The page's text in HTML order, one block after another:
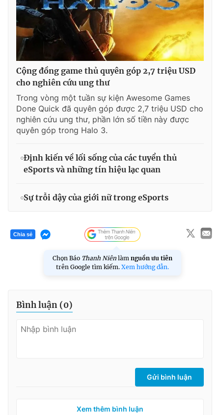
Cộng đồng game thủ quyên góp 2,7 triệu USD
cho nghiên cứu ung thư
Trong vòng một tuần sự kiện Awesome Games
Done Quick đã quyên góp được 2,7 triệu USD cho
nghiên cứu ung thư, phần lớn số tiền này được
quyên góp trong Halo 3.
Định kiến về lối sống của các tuyển thủ
eSports và những tín hiệu lạc quan
Sự trỗi dậy của giới nữ trong eSports
Chia sẻ
Chọn Báo Thanh Niên làm nguồn ưu tiên
trên Google tìm kiếm. Xem hướng dẫn.
Bình luận (0)
Gửi bình luận
Xem thêm bình luận